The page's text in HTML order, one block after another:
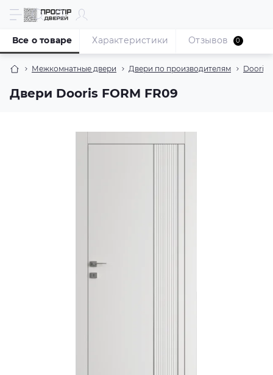
Межкомнатные двери Двери по производителям Dooris
Двери Dooris FORM FR09
Все о товаре Характеристики Отзывов 0